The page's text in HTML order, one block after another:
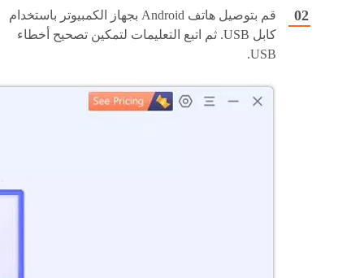
قم بتوصيل هاتف Android بجهاز الكمبيوتر باستخدام
كابل USB. ثم اتبع التعليمات لتمكين تصحيح أخطاء
USB.